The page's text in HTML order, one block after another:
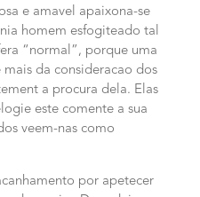
e amavel apaixona-se
homem esfogiteado tal
“normal”, porque uma
da consideracao dos
a procura dela. Elas
este comente a sua
veem-nas como
por apetecer